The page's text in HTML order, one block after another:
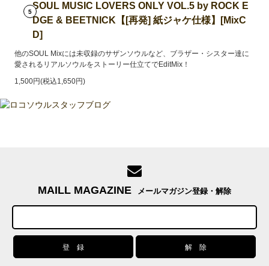
5
SOUL MUSIC LOVERS ONLY VOL.5 by ROCK E
DGE & BEETNICK【[再発] 紙ジャケ仕様】[MixC
D]
他のSOUL Mixには未収録のサザンソウルなど、ブラザー・シスター達に
愛されるリアルソウルをストーリー仕立てでEditMix！
1,500円(税込1,650円)
MAILL MAGAZINE メールマガジン登録・解除